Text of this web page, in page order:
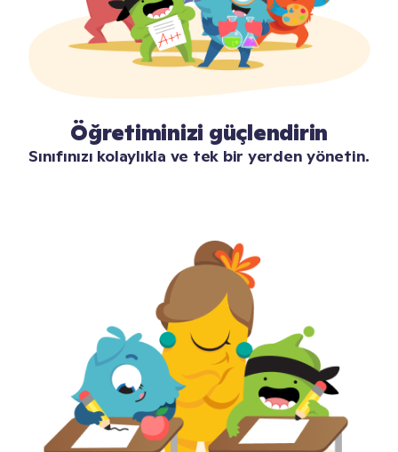
Öğretiminizi güçlendirin
Sınıfınızı kolaylıkla ve tek bir yerden yönetin.